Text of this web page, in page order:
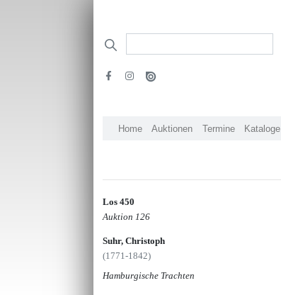
Home Auktionen Termine Kataloge
Los 450
Auktion 126
Suhr, Christoph
(1771-1842)
Hamburgische Trachten